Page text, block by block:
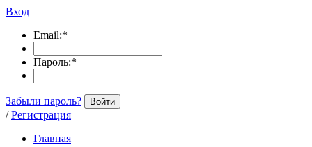
Вход
Email:*
Пароль:*
Забыли пароль? Войти
/ Регистрация
Главная